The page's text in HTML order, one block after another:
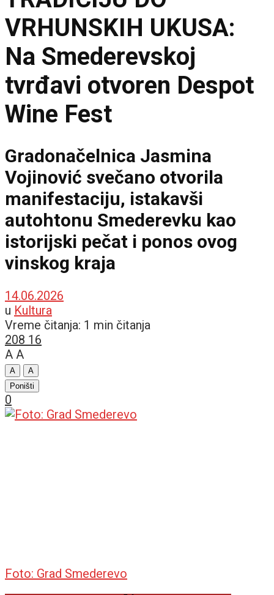
VRHUNSKIH UKUSA:
Na Smederevskoj
tvrđavi otvoren Despot
Wine Fest
Gradonačelnica Jasmina
Vojinović svečano otvorila
manifestaciju, istakavši
autohtonu Smederevku kao
istorijski pečat i ponos ovog
vinskog kraja
14.06.2026
u Kultura
Vreme čitanja: 1 min čitanja
208 16
A A
A
A
Poništi
0
Foto: Grad Smederevo